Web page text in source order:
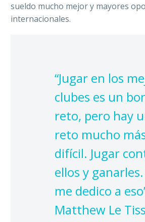
sueldo mucho mejor y mayores
internacionales.
“Jugar en los
clubes es un
reto, pero hay
reto mucho
difícil. Jugar
ellos y
me dedico a
Matthew Le